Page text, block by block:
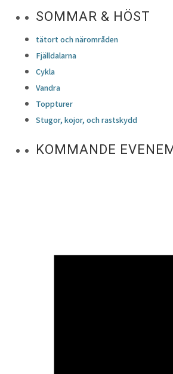
SOMMAR & HÖST
tätort och närområden
Fjälldalarna
Cykla
Vandra
Toppturer
Stugor, kojor, och rastskydd
KOMMANDE